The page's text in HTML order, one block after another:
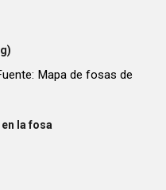
Mapa de fosas de
la fosa